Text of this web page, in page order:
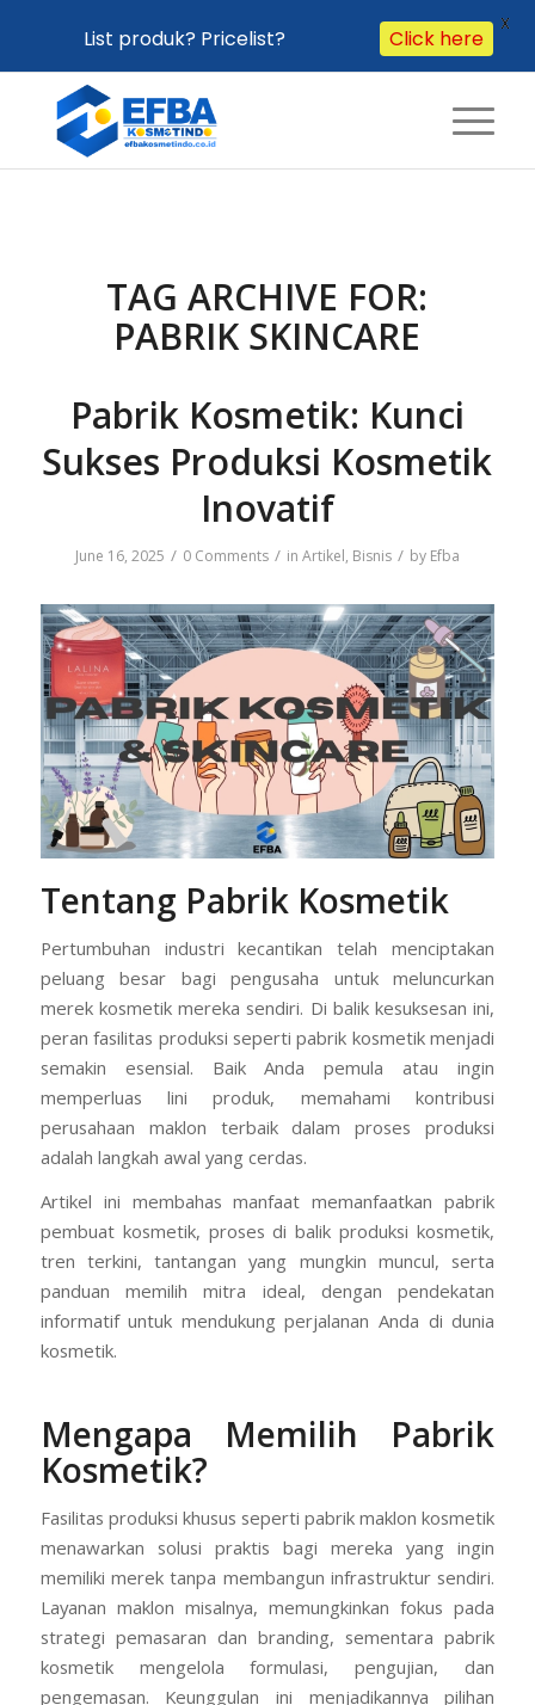
TAG ARCHIVE FOR:
PABRIK SKINCARE
Pabrik Kosmetik: Kunci
Sukses Produksi Kosmetik
Inovatif
June 16, 2025 / 0 Comments / in Artikel, Bisnis / by Efba
Tentang Pabrik Kosmetik
Pertumbuhan industri kecantikan telah menciptakan
peluang besar bagi pengusaha untuk meluncurkan
merek kosmetik mereka sendiri. Di balik kesuksesan ini,
peran fasilitas produksi seperti pabrik kosmetik menjadi
semakin esensial. Baik Anda pemula atau ingin
memperluas lini produk, memahami kontribusi
perusahaan maklon terbaik dalam proses produksi
adalah langkah awal yang cerdas.
Artikel ini membahas manfaat memanfaatkan pabrik
pembuat kosmetik, proses di balik produksi kosmetik,
tren terkini, tantangan yang mungkin muncul, serta
panduan memilih mitra ideal, dengan pendekatan
informatif untuk mendukung perjalanan Anda di dunia
kosmetik.
Mengapa Memilih Pabrik
Kosmetik?
Fasilitas produksi khusus seperti pabrik maklon kosmetik
menawarkan solusi praktis bagi mereka yang ingin
memiliki merek tanpa membangun infrastruktur sendiri.
Layanan maklon misalnya, memungkinkan fokus pada
strategi pemasaran dan branding, sementara pabrik
kosmetik mengelola formulasi, pengujian, dan
pengemasan. Keunggulan ini menjadikannya pilihan
List produk? Pricelist? Click here X